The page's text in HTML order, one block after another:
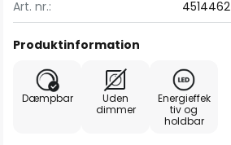
Art. nr.:
4514462
Produktinformation
Dæmpbar
Uden
dimmer
Energieffek
tiv og
holdbar